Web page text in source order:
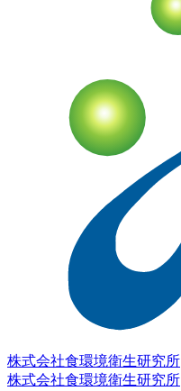
株式会社食環境衛生研究所
株式会社食環境衛生研究所